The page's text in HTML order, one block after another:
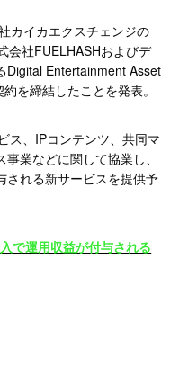
カイカエクスチェンジの
会社FUELHASHおよびデ
Digital Entertainment Asset
を締結したことを発表。
ス、IPコンテンツ、共同マ
業などに関して協業し、
される新サービスを提供予
で運用収益が付与される